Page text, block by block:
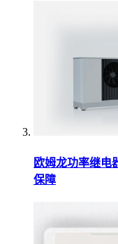
欧姆龙功率继电
保障